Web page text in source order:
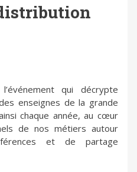
qui décrypte
enseignes de la grande
chaque année, au cœur
de nos métiers autour
et de partage